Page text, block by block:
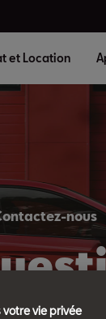
et Location
nous
votre vie privée